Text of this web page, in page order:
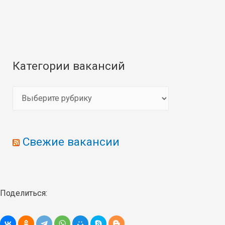
Категории вакансий
е
р
и
Свежие вакансии
Поделиться: